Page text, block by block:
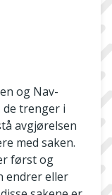
og Nav-
trenger i
avgjørelsen
med saken.
først og
endrer eller